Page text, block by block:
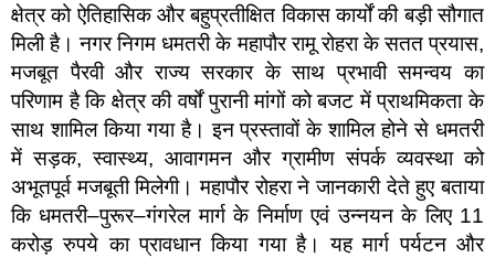
क्षेत्र को ऐतिहासिक और बहुप्रतीक्षित विकास कार्यों की बड़ी सौगात
मिली है। नगर निगम धमतरी के महापौर रामू रोहरा के सतत प्रयास,
मजबूत पैरवी और राज्य सरकार के साथ प्रभावी समन्वय का
परिणाम है कि क्षेत्र की वर्षों पुरानी मांगों को बजट में प्राथमिकता के
साथ शामिल किया गया है। इन प्रस्तावों के शामिल होने से धमतरी
में सड़क, स्वास्थ्य, आवागमन और ग्रामीण संपर्क व्यवस्था को
अभूतपूर्व मजबूती मिलेगी। महापौर रोहरा ने जानकारी देते हुए बताया
कि धमतरी–पुरूर–गंगरेल मार्ग के निर्माण एवं उन्नयन के लिए 11
करोड़ रुपये का प्रावधान किया गया है। यह मार्ग पर्यटन और